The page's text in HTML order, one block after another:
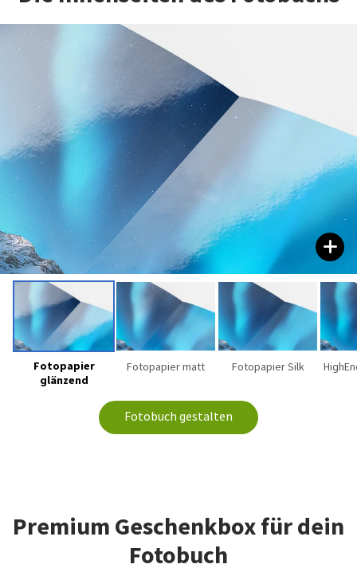
Fotopapier
glänzend
Fotopapier matt Fotopapier Silk
Fotobuch gestalten
Premium Geschenkbox für dein
Fotobuch